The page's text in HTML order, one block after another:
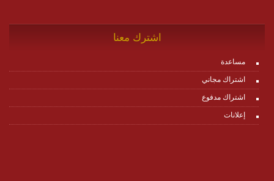
اشترك معنا
مساعدة
اشتراك مجاني
اشتراك مدفوع
إعلانات